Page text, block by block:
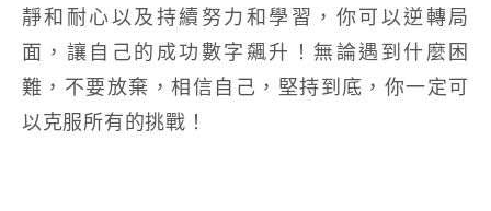
靜和耐心以及持續努力和學習，你可以逆轉局
面，讓自己的成功數字飆升！無論遇到什麼困
難，不要放棄，相信自己，堅持到底，你一定可
以克服所有的挑戰！